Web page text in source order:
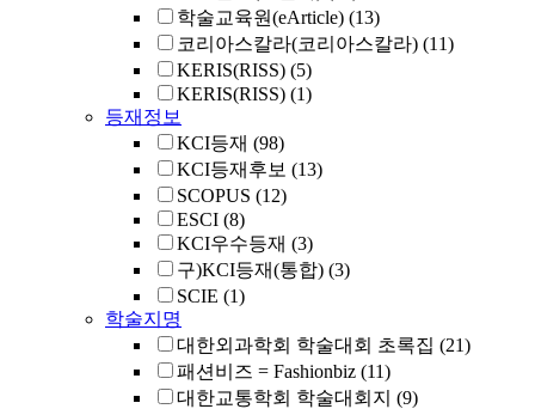
학술교육원(eArticle) (13)
코리아스칼라(코리아스칼라) (11)
KERIS(RISS) (5)
KERIS(RISS) (1)
등재정보
KCI등재 (98)
KCI등재후보 (13)
SCOPUS (12)
ESCI (8)
KCI우수등재 (3)
구)KCI등재(통합) (3)
SCIE (1)
학술지명
대한외과학회 학술대회 초록집 (21)
패션비즈 = Fashionbiz (11)
대한교통학회 학술대회지 (9)